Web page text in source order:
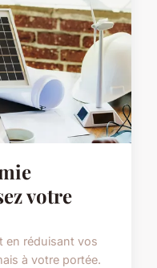
votre
en réduisant vos
à votre portée.